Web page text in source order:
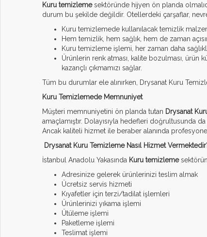
Kuru temizlemesektöründe hijyen ön planda
durum bu şekilde değildir. Otellerdeki çarşaflar,
Kuru temizlemede kullanılacak temizlik
Hem temizlik, hem sağlık, hem de zaman
Kuru temizleme işlemi, her zaman daha
Ürünlerin renk atması, kalite bozulması, ürün
kazançlı çıkmamızı sağlar.
Tüm bu durumlar ele alınırken, Drysanat Kuru
Kuru Temizlemede Memnuniyet
Müşteri memnuniyetini ön planda tutan Drysanat
amaçlamıştır. Dolayısıyla hedefleri doğrultusunda
Ancak kaliteli hizmet ile beraber alanında
Drysanat Kuru Temizleme Nasıl Hizmet
İstanbul Anadolu Yakasında Kuru temizleme
Adresinize gelerek ürünlerinizi teslim almak
Ücretsiz servis hizmeti
Kıyafetler için terzi/tadilat işlemleri
Ürünlerinizi yıkama işlemi
Ütüleme işlemi
Paketleme işlemi
Teslimat işlemi